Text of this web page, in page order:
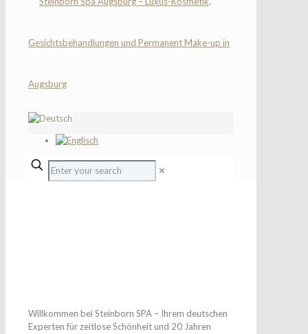
✕
Willkommen bei Steinborn SPA – Ihrem deutschen
Experten für zeitlose Schönheit und 20 Jahren